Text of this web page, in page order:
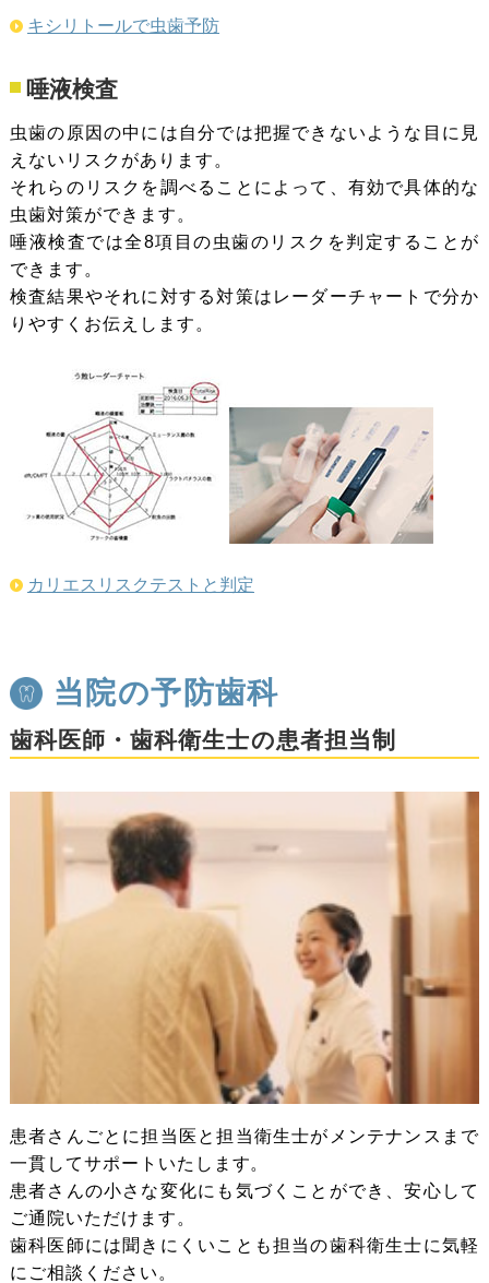
キシリトールで虫歯予防
唾液検査
虫歯の原因の中には自分では把握できないような目に見
えないリスクがあります。
それらのリスクを調べることによって、有効で具体的な
虫歯対策ができます。
唾液検査では全8項目の虫歯のリスクを判定することが
できます。
検査結果やそれに対する対策はレーダーチャートで分か
りやすくお伝えします。
カリエスリスクテストと判定
当院の予防歯科
歯科医師・歯科衛生士の患者担当制
患者さんごとに担当医と担当衛生士がメンテナンスまで
一貫してサポートいたします。
患者さんの小さな変化にも気づくことができ、安心して
ご通院いただけます。
歯科医師には聞きにくいことも担当の歯科衛生士に気軽
にご相談ください。